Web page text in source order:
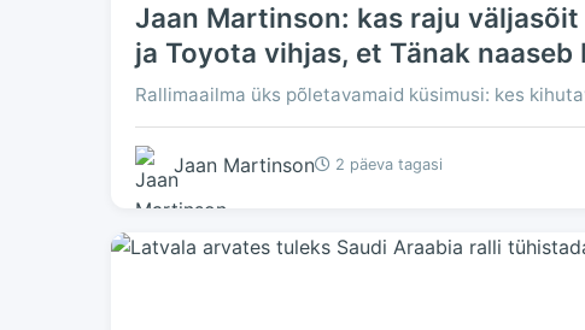
Jaan Martinson: kas raju väljasõit
ja Toyota vihjas, et Tänak naaseb
Rallimaailma üks põletavamaid küsimusi: kes
Jaan Martinson 2 päeva tagasi